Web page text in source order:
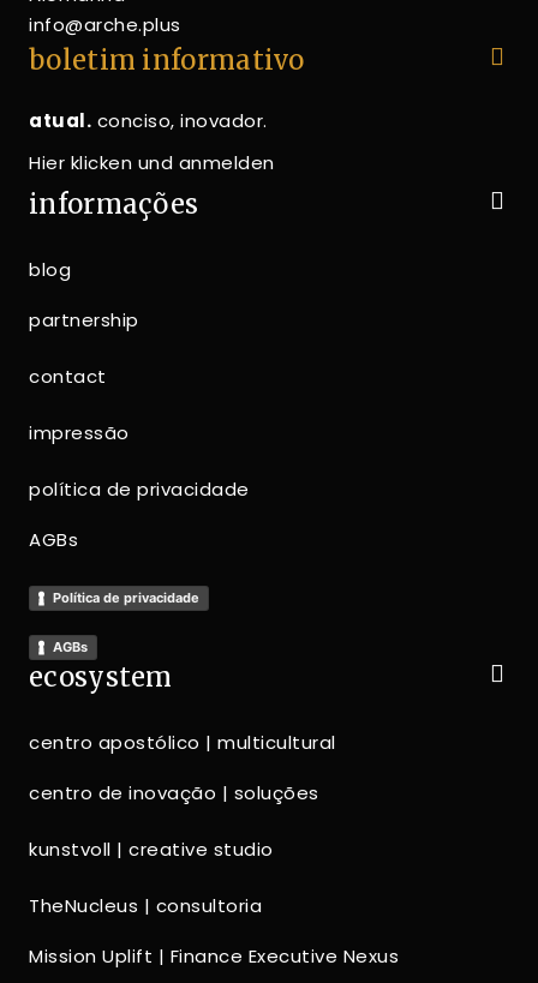
info@arche.plus
boletim informativo
atual. conciso, inovador.
Hier klicken und anmelden
informações
blog
partnership
contact
impressão
política de privacidade
AGBs
Política de privacidade
AGBs
ecosystem
centro apostólico | multicultural
centro de inovação | soluções
kunstvoll | creative studio
TheNucleus | consultoria
Mission Uplift | Finance Executive Nexus